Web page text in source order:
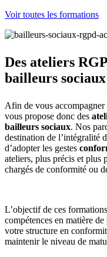
Voir toutes les formations
Des ateliers
bailleurs sociaux
Afin de vous
vous propose donc des
bailleurs sociaux. Nos
destination de l’intégralité
d’adopter les gestes
ateliers, plus précis et plus
chargés de conformité ou
L’objectif de ces
compétences en matière
votre structure en
maintenir le niveau de